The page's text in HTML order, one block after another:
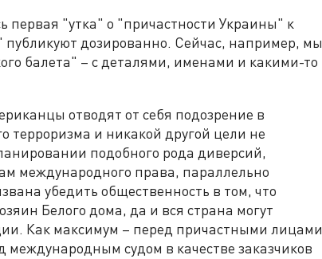
первая "утка" о "причастности Украины" к
публикуют дозированно. Сейчас, например, мы
балета" – с деталями, именами и какими-то
отводят от себя подозрение в
терроризма и никакой другой цели не
подобного рода диверсий,
международного права, параллельно
убедить общественность в том, что
Белого дома, да и вся страна могут
Как максимум – перед причастными лицами
международным судом в качестве заказчиков